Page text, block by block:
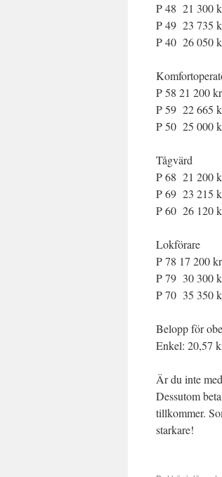
P 48 21 300
P 49 23 735
P 40 26 050
P 58 21 200
P 59 22 665
P 50 25 000
Tågvärd
P 68 21 200
P 69 23 215
P 60 26 120
Lokförare
P 78 17 200
P 79 30 300
P 70 35 350
Belopp för
Enkel: 20,57
Är du inte
Dessutom
tillkommer.
starkare!